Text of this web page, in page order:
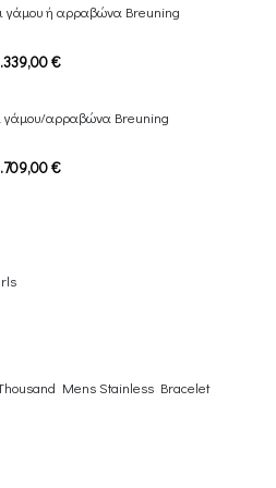
through
γάμου ή αρραβώνα Breuning
€Price
through
γάμου/αρραβώνα Breuning
€Price
Thousand Mens Stainless Bracelet